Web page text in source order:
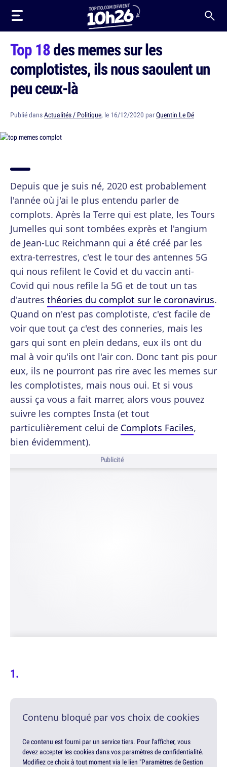
Top 18des memes sur les
complotistes, ils nous saoulent un
peu ceux-là
Publié dansActualités / Politique, le 16/12/2020 parQuentin Le Dé
Depuis que je suis né, 2020 est probablement
l'année où j'ai le plus entendu parler de
complots. Après la Terre qui est plate, les Tours
Jumelles qui sont tombées exprès et l'angium
de Jean-Luc Reichmann qui a été créé par les
extra-terrestres, c'est le tour des antennes 5G
qui nous refilent le Covid et du vaccin anti-
Covid qui nous refile la 5G et de tout un tas
d'autres théories du complot sur le coronavirus.
Quand on n'est pas complotiste, c'est facile de
voir que tout ça c'est des conneries, mais les
gars qui sont en plein dedans, eux ils ont du
mal à voir qu'ils ont l'air con. Donc tant pis pour
eux, ils ne pourront pas rire avec les memes sur
les complotistes, mais nous oui. Et si vous
aussi ça vous a fait marrer, alors vous pouvez
suivre les comptes Insta (et tout
particulièrement celui de Complots Faciles,
bien évidemment).
Publicité
Contenu bloqué par vos choix de cookies
Ce contenu est fourni par un service tiers. Pour l'afficher, vous
devez accepter les cookies dans vos paramètres de confidentialité.
Modifiez ce choix à tout moment via le lien "Paramètres de Gestion